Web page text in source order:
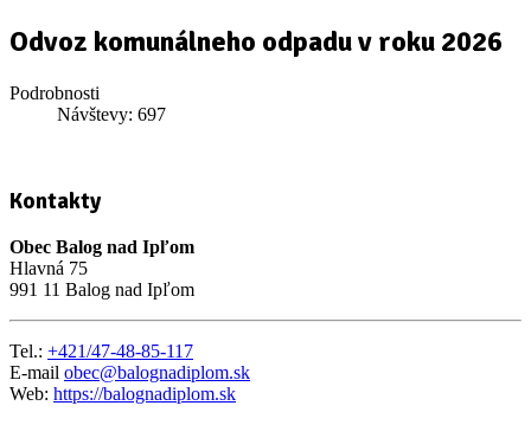
Odvoz komunálneho odpadu v roku 2026
Podrobnosti
Návštevy: 697
Kontakty
Obec Balog nad Ipľom
Hlavná 75
991 11 Balog nad Ipľom
Tel.: +421/47-48-85-117
E-mail obec@balognadiplom.sk
Web: https://balognadiplom.sk